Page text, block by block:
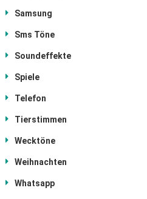
Samsung
Sms Töne
Soundeffekte
Spiele
Telefon
Tierstimmen
Wecktöne
Weihnachten
Whatsapp